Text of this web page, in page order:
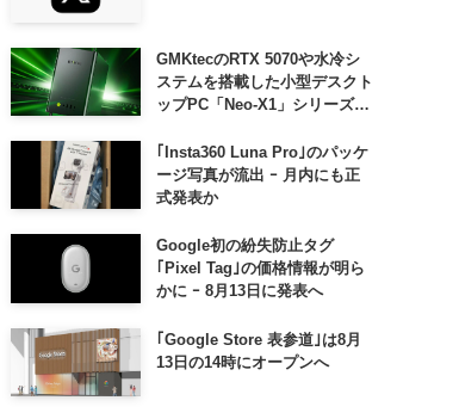
GMKtecのRTX 5070や水冷シ
ステムを搭載した小型デスクト
ップPC「Neo-X1」シリーズ、
｢Insta360 Luna Pro｣のパッケ
ージ写真が流出 ｰ 月内にも正
式発表か
Google初の紛失防止タグ
｢Pixel Tag｣の価格情報が明ら
かに ｰ 8月13日に発表へ
｢Google Store 表参道｣は8月
13日の14時にオープンへ